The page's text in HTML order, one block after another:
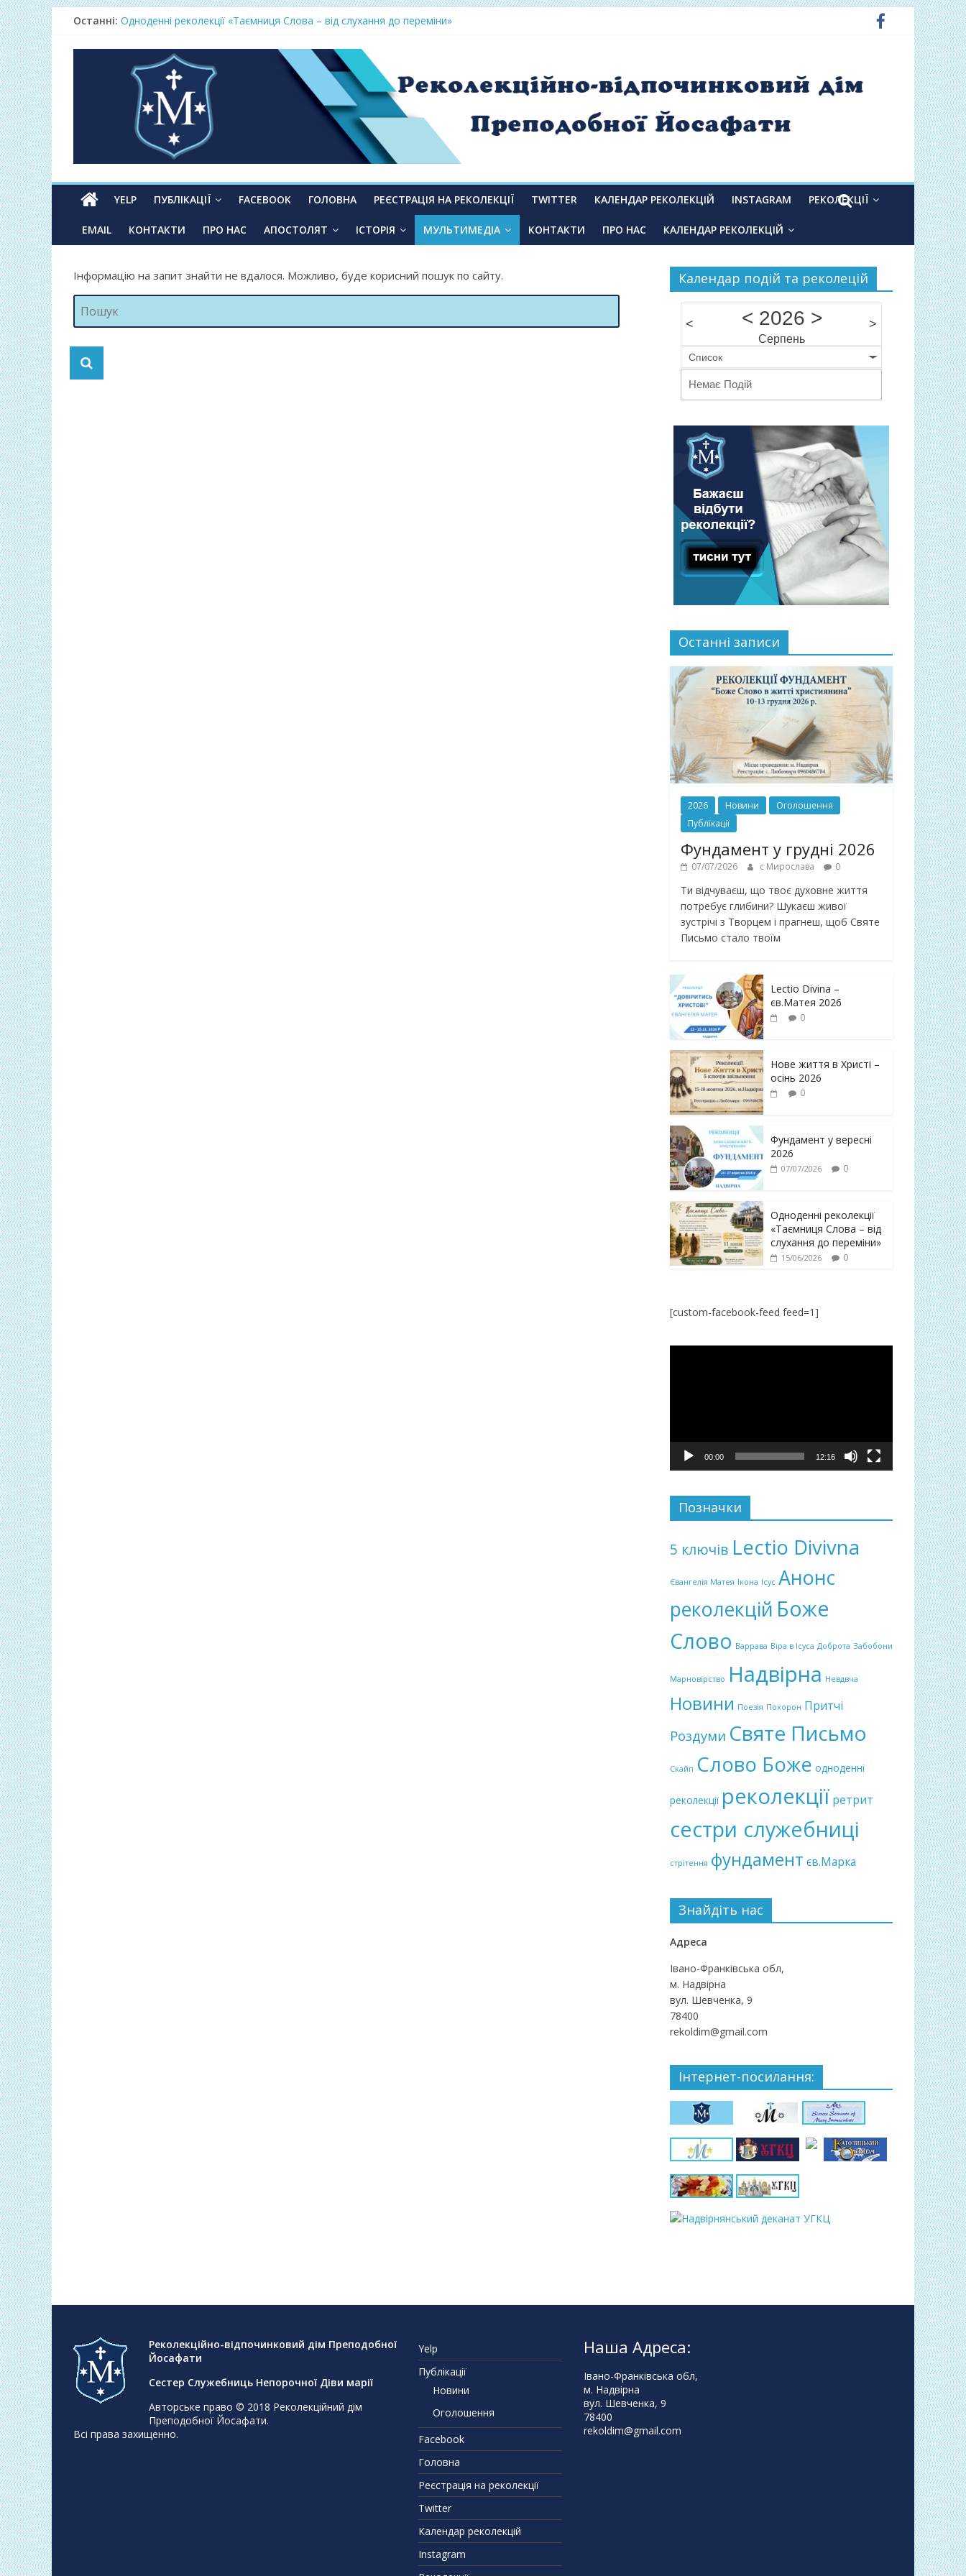
Останні: Одноденні реколекції «Таємниця Слова – від слухання до переміни»
Lectio Divina – єв.Матея 2026
Нове життя в Христі – осінь 2026
Фундамент у вересні 2026
YELP ПУБЛІКАЦІЇ FACEBOOK ГОЛОВНА РЕЄСТРАЦІЯ НА РЕКОЛЕКЦІЇ TWITTER КАЛЕНДАР РЕКОЛЕКЦІЙ INSTAGRAM РЕКОЛЕКЦІЇ
EMAIL КОНТАКТИ ПРО НАС АПОСТОЛЯТ ІСТОРІЯ МУЛЬТИМЕДІА КОНТАКТИ ПРО НАС КАЛЕНДАР РЕКОЛЕКЦІЙ
Інформацію на запит знайти не вдалося. Можливо, буде корисний пошук по сайту. Календар подій та реколецій
< < 2026 >
Серпень
>
Список
Немає Подій
Останні записи
2026 Новини
Оголошення
Публікації
Фундамент у грудні 2026
07/07/2026 с Мирослава 0
Ти відчуваєш, що твоє духовне життя
потребує глибини? Шукаєш живої
зустрічі з Творцем і прагнеш, щоб Святе
Письмо стало твоїм
Lectio Divina –
єв.Матея 2026
0
Нове життя в Христі –
осінь 2026
0
Фундамент у вересні
2026
07/07/2026 0
Одноденні реколекції
«Таємниця Слова – від
слухання до переміни»
15/06/2026 0
[custom-facebook-feed feed=1]
00:00 12:16
Позначки
5 ключів Lectio Divivna
Євангелія Матея Ікона Ісус Анонс
реколекцій Боже
Слово Варрава Віра в Ісуса Доброта Забобони
Марновірство Надвірна Невдвча
Новини Поезія Похорон Притчі
Роздуми Святе Письмо
Скайп Слово Боже одноденні
реколекції реколекції ретрит
сестри служебниці
стрітення фундамент єв.Марка
Знайдіть нас
Адреса
Івано-Франківська обл,
м. Надвірна
вул. Шевченка, 9
78400
rekoldim@gmail.com
Інтернет-посилання:
Реколекційно-відпочинковий дім Преподобної
Йосафати
Сестер Служебниць Непорочної Діви марії
Авторське право © 2018 Реколекційний дім
Преподобної Йосафати.
Всі права захищенно.
Yelp
Публікації
Новини
Оголошення
Facebook
Головна
Реєстрація на реколекції
Twitter
Календар реколекцій
Instagram
Наша Адреса:
Івано-Франківська обл,
м. Надвірна
вул. Шевченка, 9
78400
rekoldim@gmail.com